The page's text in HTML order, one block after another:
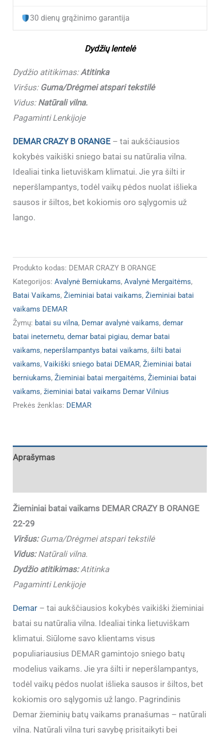
ORANGE
(22-
29)
(Dydžiai
atitinka)
30 dienų grąžinimo garantija
Dydžių lentelė
Dydžio atitikimas: Atitinka
Viršus:Guma/Drėgmei atspari tekstilė
Vidus: Natūrali vilna.
Pagaminti Lenkijoje
DEMAR CRAZY B ORANGE – tai aukščiausios
kokybės vaikiški sniego batai su natūralia vilna.
Idealiai tinka lietuviškam klimatui. Jie yra šilti ir
neperšlampantys, todėl vaikų pėdos nuolat išlieka
sausos ir šiltos, bet kokiomis oro sąlygomis už
lango.
Produkto kodas: DEMAR CRAZY B ORANGE
Kategorijos:Avalynė Berniukams,Avalynė Mergaitėms,
Batai Vaikams,Žieminiai batai vaikams,Žieminiai batai
vaikams DEMAR
Žymų: batai su vilna, Demar avalynė vaikams,demar
batai ineternetu,demar batai pigiau,demar batai
vaikams, neperšlampantys batai vaikams,šilti batai
vaikams,Vaikiški sniego batai DEMAR,Žieminiai batai
berniukams,Žieminiai batai mergaitėms,Žieminiai batai
vaikams,žieminiai batai vaikams Demar Vilnius
Prekės ženklas: DEMAR
Aprašymas
Žieminiai batai vaikams DEMAR CRAZY B ORANGE
22-29
Viršus:Guma/Drėgmei atspari tekstilė
Vidus:Natūrali vilna.
Dydžio atitikimas:Atitinka
Pagaminti Lenkijoje
Demar – tai aukščiausios kokybės vaikiški žieminiai
batai su natūralia vilna. Idealiai tinka lietuviškam
klimatui. Siūlome savo klientams visus
populiariausius DEMAR gamintojo sniego batų
modelius vaikams. Jie yra šilti ir neperšlampantys,
todėl vaikų pėdos nuolat išlieka sausos ir šiltos, bet
kokiomis oro sąlygomis už lango. Pagrindinis
Demar žieminių batų vaikams pranašumas – natūrali
vilna. Natūrali vilna turi savybę prisitaikyti bei